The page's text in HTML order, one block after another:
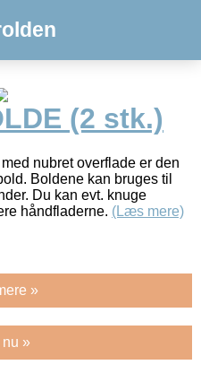
(2 stk.)
nubret overflade er den
Boldene kan bruges til
Du kan evt. knuge
håndfladerne. (Læs mere)
»
»